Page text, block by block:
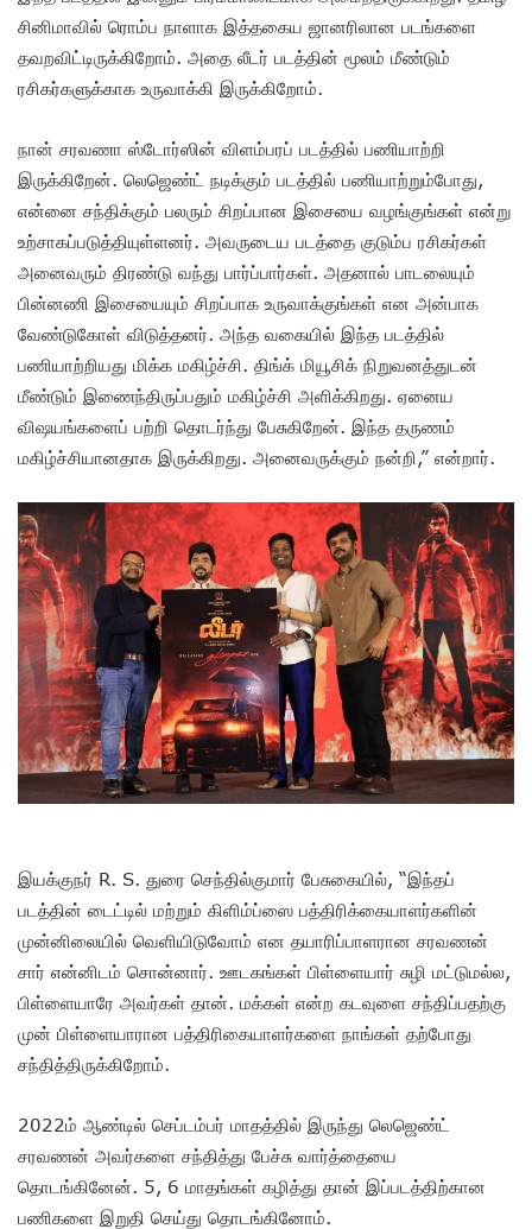
சினிமாவில் ரொம்ப நாளாக இத்தகைய ஜானரிலான படங்களை
தவறவிட்டிருக்கிறோம். அதை லீடர் படத்தின் மூலம் மீண்டும்
ரசிகர்களுக்காக உருவாக்கி இருக்கிறோம்.
நான் சரவணா ஸ்டோர்ஸின் விளம்பரப் படத்தில் பணியாற்றி
இருக்கிறேன். லெஜெண்ட் நடிக்கும் படத்தில் பணியாற்றும்போது,
என்னை சந்திக்கும் பலரும் சிறப்பான இசையை வழங்குங்கள் என்று
உற்சாகப்படுத்தியுள்ளனர். அவருடைய படத்தை குடும்ப ரசிகர்கள்
அனைவரும் திரண்டு வந்து பார்ப்பார்கள். அதனால் பாடலையும்
பின்னணி இசையையும் சிறப்பாக உருவாக்குங்கள் என அன்பாக
வேண்டுகோள் விடுத்தனர். அந்த வகையில் இந்த படத்தில்
பணியாற்றியது மிக்க மகிழ்ச்சி. திங்க் மியூசிக் நிறுவனத்துடன்
மீண்டும் இணைந்திருப்பதும் மகிழ்ச்சி அளிக்கிறது. ஏனைய
விஷயங்களைப் பற்றி தொடர்ந்து பேசுகிறேன். இந்த தருணம்
மகிழ்ச்சியானதாக இருக்கிறது. அனைவருக்கும் நன்றி,” என்றார்.
இயக்குநர் R. S. துரை செந்தில்குமார் பேசுகையில், “இந்தப்
படத்தின் டைட்டில் மற்றும் கிளிம்ப்ஸை பத்திரிக்கையாளர்களின்
முன்னிலையில் வெளியிடுவோம் என தயாரிப்பாளரான சரவணன்
சார் என்னிடம் சொன்னார். ஊடகங்கள் பிள்ளையார் சுழி மட்டுமல்ல,
பிள்ளையாரே அவர்கள் தான். மக்கள் என்ற கடவுளை சந்திப்பதற்கு
முன் பிள்ளையாரான பத்திரிகையாளர்களை நாங்கள் தற்போது
சந்தித்திருக்கிறோம்.
2022ம் ஆண்டில் செப்டம்பர் மாதத்தில் இருந்து லெஜெண்ட்
சரவணன் அவர்களை சந்தித்து பேச்சு வார்த்தையை
தொடங்கினேன். 5, 6 மாதங்கள் கழித்து தான் இப்படத்திற்கான
பணிகளை இறுதி செய்து தொடங்கினோம்.